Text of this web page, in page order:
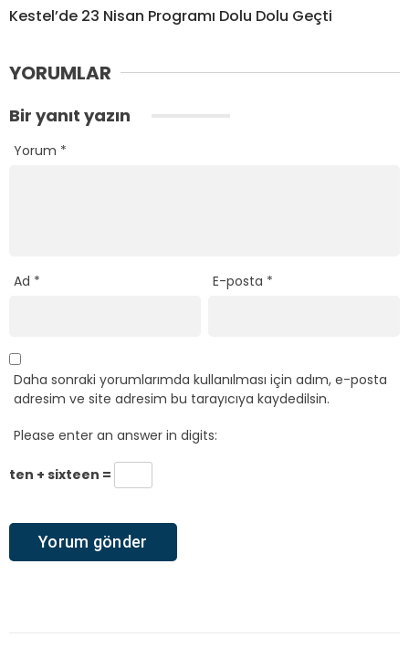
Kestel’de 23 Nisan Programı Dolu Dolu Geçti
YORUMLAR
Bir yanıt yazın
Yorum *
Ad * E-posta *
Daha sonraki yorumlarımda kullanılması için adım, e-posta
adresim ve site adresim bu tarayıcıya kaydedilsin.
Please enter an answer in digits:
ten + sixteen =